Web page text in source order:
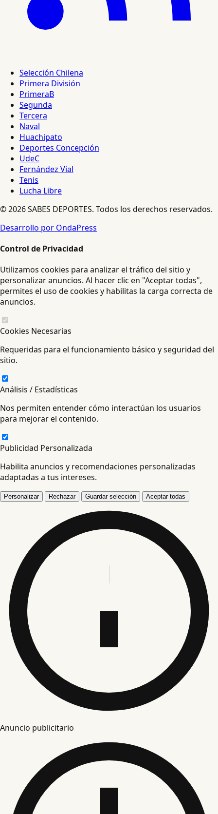
Selección Chilena
Primera División
PrimeraB
Segunda
Tercera
Naval
Huachipato
Deportes Concepción
UdeC
Fernández Vial
Tenis
Lucha Libre
© 2026 SABES DEPORTES. Todos los derechos reservados.
Desarrollo por OndaPress
Control de Privacidad
Utilizamos cookies para analizar el tráfico del sitio y
personalizar anuncios. Al hacer clic en "Aceptar todas",
permites el uso de cookies y habilitas la carga correcta de
anuncios.
Cookies Necesarias
Requeridas para el funcionamiento básico y seguridad del
sitio.
Análisis / Estadísticas
Nos permiten entender cómo interactúan los usuarios
para mejorar el contenido.
Publicidad Personalizada
Habilita anuncios y recomendaciones personalizadas
adaptadas a tus intereses.
Personalizar Rechazar Guardar selección Aceptar todas
Anuncio publicitario